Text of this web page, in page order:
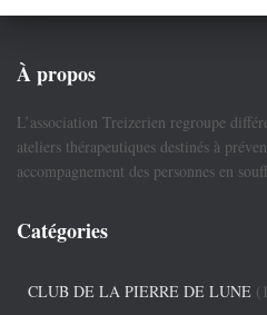
À propos
L’association Treizerien regroupe
ateliers thérapeutiques destinés à
accompagnement des personnes en
Catégories
CLUB DE LA PIERRE DE LUNE